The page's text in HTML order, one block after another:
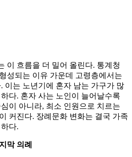
이 흐름을 더 밀어 올린다. 통계청
성되는 이유 가운데 고령층에서는
이는 노년기에 혼자 남는 가구가 많
다. 혼자 사는 노인이 늘어날수록
이 아니라, 최소 인원으로 치르는
커진다. 장례문화 변화는 결국 가족
다.
막 의례